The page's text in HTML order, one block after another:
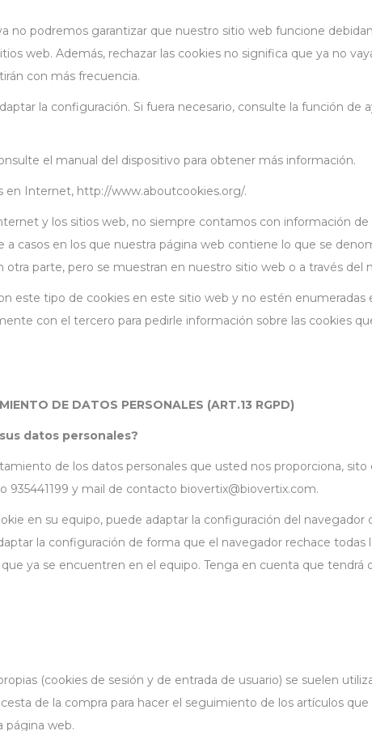
no podremos garantizar que nuestro sitio web funcione
web. Además, rechazar las cookies no significa que ya no
con más frecuencia.
la configuración. Si fuera necesario, consulte la función de
el manual del dispositivo para obtener más información.
en Internet, http://www.aboutcookies.org/.
y los sitios web, no siempre contamos con información
a casos en los que nuestra página web contiene lo que se
parte, pero se muestran en nuestro sitio web o a través del
este tipo de cookies en este sitio web y no estén enumeradas
con el tercero para pedirle información sobre las cookies
DE DATOS PERSONALES (ART.13 RGPD)
datos personales?
de los datos personales que usted nos proporciona, sito
935441199 y mail de contacto biovertix@biovertix.com.
en su equipo, puede adaptar la configuración del
la configuración de forma que el navegador rechace todas
ya se encuentren en el equipo. Tenga en cuenta que tendrá
(cookies de sesión y de entrada de usuario) se suelen
de la compra para hacer el seguimiento de los artículos
página web.